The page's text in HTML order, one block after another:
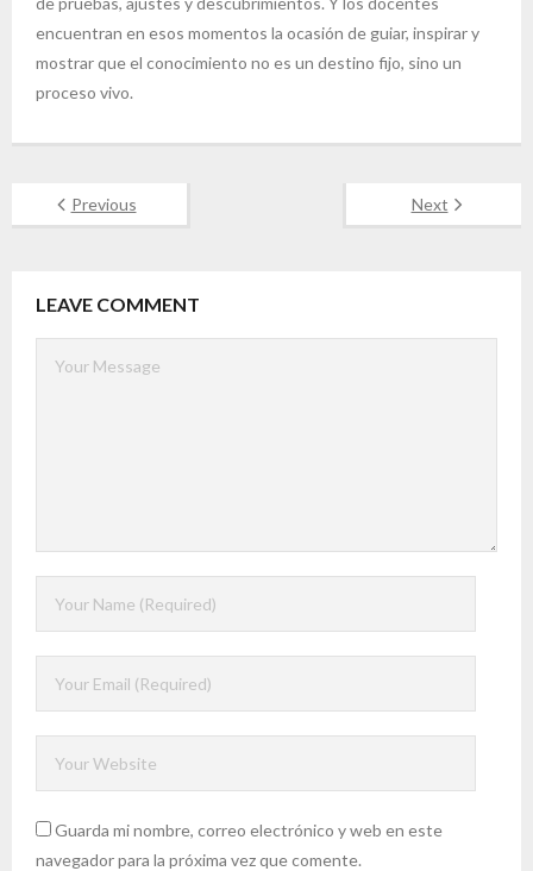
encuentran en esos momentos la ocasión de guiar, inspirar y
mostrar que el conocimiento no es un destino fijo, sino un
proceso vivo.
Previous Next
LEAVE COMMENT
Guarda mi nombre, correo electrónico y web en este
navegador para la próxima vez que comente.